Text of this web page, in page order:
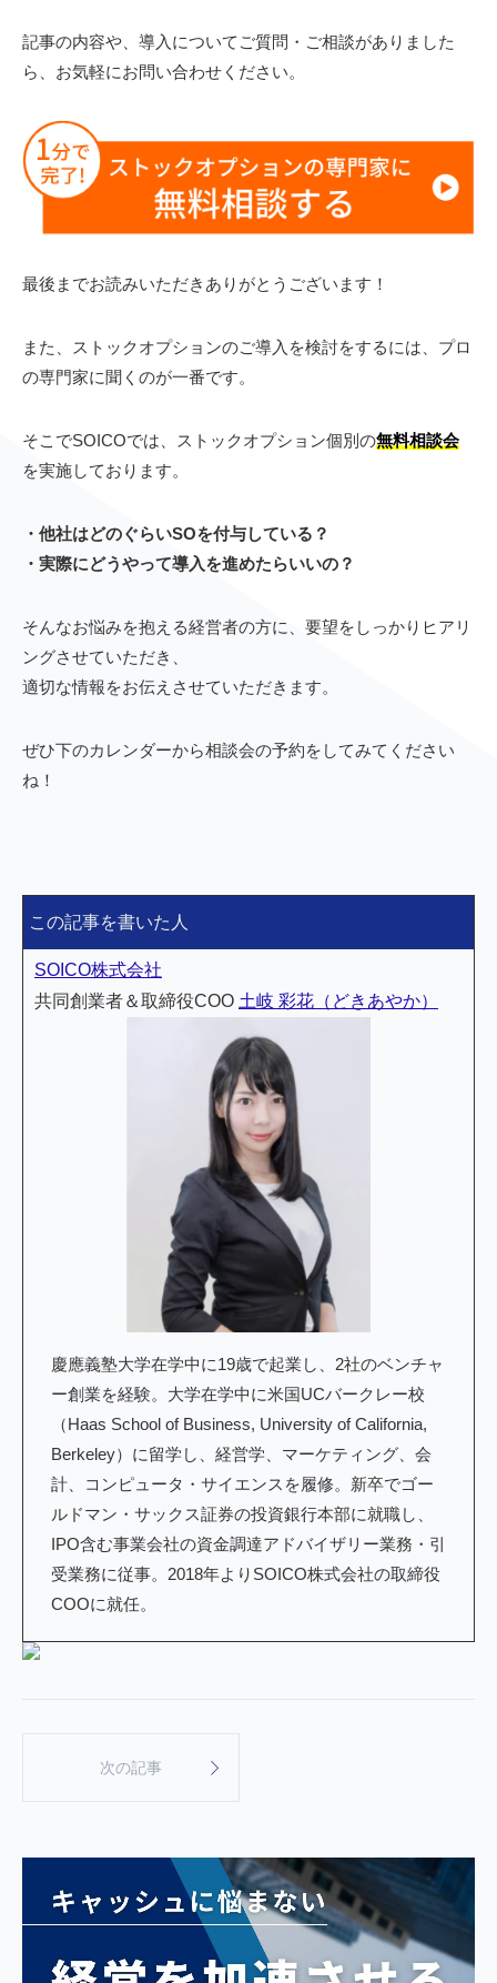
記事の内容や、導入についてご質問・ご相談がありました
ら、お気軽にお問い合わせください。
最後までお読みいただきありがとうございます！
また、ストックオプションのご導入を検討をするには、プロ
の専門家に聞くのが一番です。
そこでSOICOでは、ストックオプション個別の無料相談会
を実施しております。
・他社はどのぐらいSOを付与している？
・実際にどうやって導入を進めたらいいの？
そんなお悩みを抱える経営者の方に、要望をしっかりヒアリ
ングさせていただき、
適切な情報をお伝えさせていただきます。
ぜひ下のカレンダーから相談会の予約をしてみてください
ね！
この記事を書いた人
SOICO株式会社
共同創業者＆取締役COO 土岐 彩花（どきあやか）
慶應義塾大学在学中に19歳で起業し、2社のベンチャ
ー創業を経験。大学在学中に米国UCバークレー校
（Haas School of Business, University of California,
Berkeley）に留学し、経営学、マーケティング、会
計、コンピュータ・サイエンスを履修。新卒でゴー
ルドマン・サックス証券の投資銀行本部に就職し、
IPO含む事業会社の資金調達アドバイザリー業務・引
受業務に従事。2018年よりSOICO株式会社の取締役
COOに就任。
次の記事